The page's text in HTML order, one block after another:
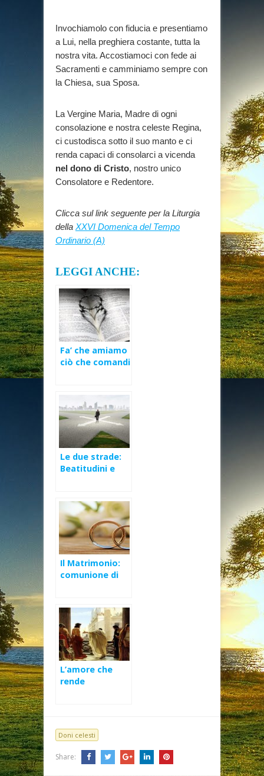
Invochiamolo con fiducia e presentiamo
a Lui, nella preghiera costante, tutta la
nostra vita. Accostiamoci con fede ai
Sacramenti e camminiamo sempre con
la Chiesa, sua Sposa.
La Vergine Maria, Madre di ogni
consolazione e nostra celeste Regina,
ci custodisca sotto il suo manto e ci
renda capaci di consolarci a vicenda
nel dono di Cristo, nostro unico
Consolatore e Redentore.
Clicca sul link seguente per la Liturgia
della XXVI Domenica del Tempo
Ordinario (A)
LEGGI ANCHE:
Fa’ che amiamo
ciò che comandi
Le due strade:
Beatitudini e
(C)
Il Matrimonio:
comunione di
XXVII Domenica
Ord (B)
L’amore che
rende
Cristo Re (B)
Doni celesti
Share: